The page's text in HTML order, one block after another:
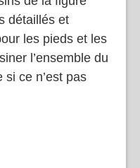
détaillés et
les pieds et les
l’ensemble du
ce n’est pas